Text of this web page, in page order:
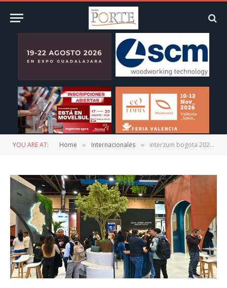
YOU ARE AT: Home » Internacionales » interzum bogota 2026 cierra con mayor posicionamiento de mercado y visitantes profesionales de alto valor